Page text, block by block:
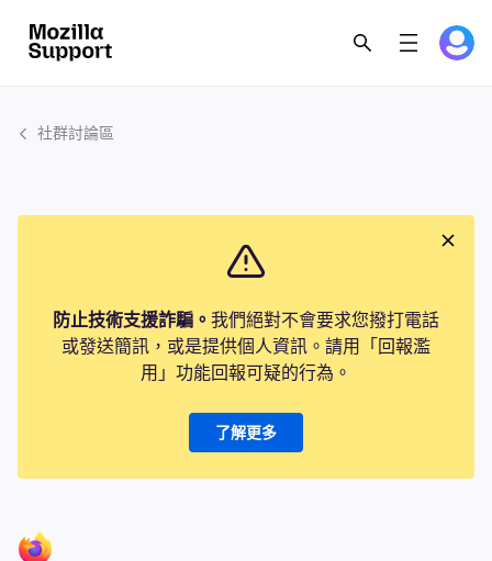
社群討論區
防止技術支援詐騙。 我們絕對不會要求您撥打電話
或發送簡訊，或是提供個人資訊。請用「回報濫
用」功能回報可疑的行為。
了解更多